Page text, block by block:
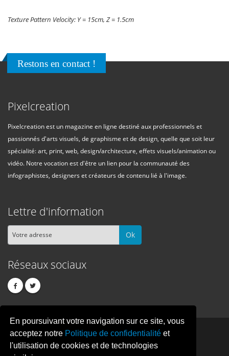
En poursuivant votre navigation sur ce site, vous
acceptez notre Politique de confidentialité et
l'utilisation de cookies et de technologies
Texture Pattern Velocity: Y = 15cm, Z = 1.5cm
Restons en contact !
Pixelcreation
Pixelcreation est un magazine en ligne destiné aux professionnels et
passionnés d'arts visuels, de graphisme et de design, quelle que soit leur
spécialité: art, print, web, design/architecture, effets visuels/animation ou
vidéo. Notre vocation est d'être un lien pour la communauté des
infographistes, designers et créateurs de contenu lié à l'image.
Lettre d'information
Ok
Réseaux sociaux
PIXELCREATION